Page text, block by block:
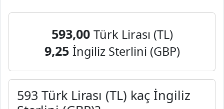
593,00 Türk Lirası (TL)
9,25 İngiliz Sterlini (GBP)
593 Türk Lirası (TL) kaç İngiliz